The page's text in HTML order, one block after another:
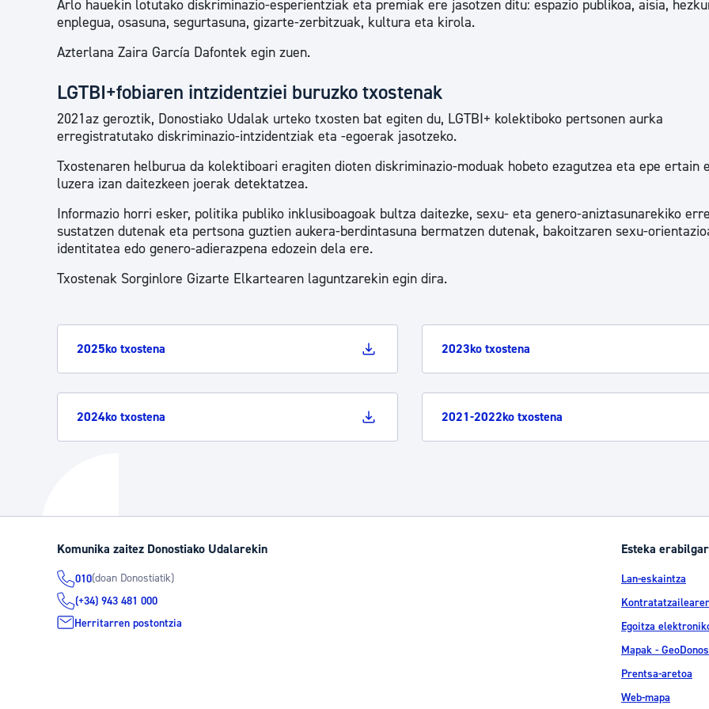
Arlo hauekin lotutako diskriminazio-esperientziak eta premiak ere jasotzen ditu: espazio publikoa, aisia,
enplegua, osasuna, segurtasuna, gizarte-zerbitzuak, kultura eta kirola.
Azterlana Zaira García Dafontek egin zuen.
LGTBI+fobiaren intzidentziei buruzko txostenak
2021az geroztik, Donostiako Udalak urteko txosten bat egiten du, LGTBI+ kolektiboko pertsonen aurka
erregistratutako diskriminazio-intzidentziak eta -egoerak jasotzeko.
Txostenaren helburua da kolektiboari eragiten dioten diskriminazio-moduak hobeto ezagutzea eta epe ertain
luzera izan daitezkeen joerak detektatzea.
Informazio horri esker, politika publiko inklusiboagoak bultza daitezke, sexu- eta genero-aniztasunarekiko
sustatzen dutenak eta pertsona guztien aukera-berdintasuna bermatzen dutenak, bakoitzaren sexu-
identitatea edo genero-adierazpena edozein dela ere.
Txostenak Sorginlore Gizarte Elkartearen laguntzarekin egin dira.
2025ko txostena
2024ko txostena
2023ko txostena
2021-2022ko txostena
Komunika zaitez Donostiako Udalarekin
010(doan Donostiatik)
(+34) 943 481 000
Herritarren postontzia
Esteka
Lan-eskaintza
Egoitza
Mapak -
Prentsa-aretoa
Web-mapa